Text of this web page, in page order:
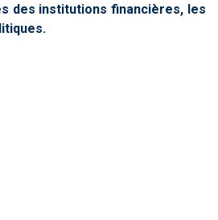
des institutions financières, les